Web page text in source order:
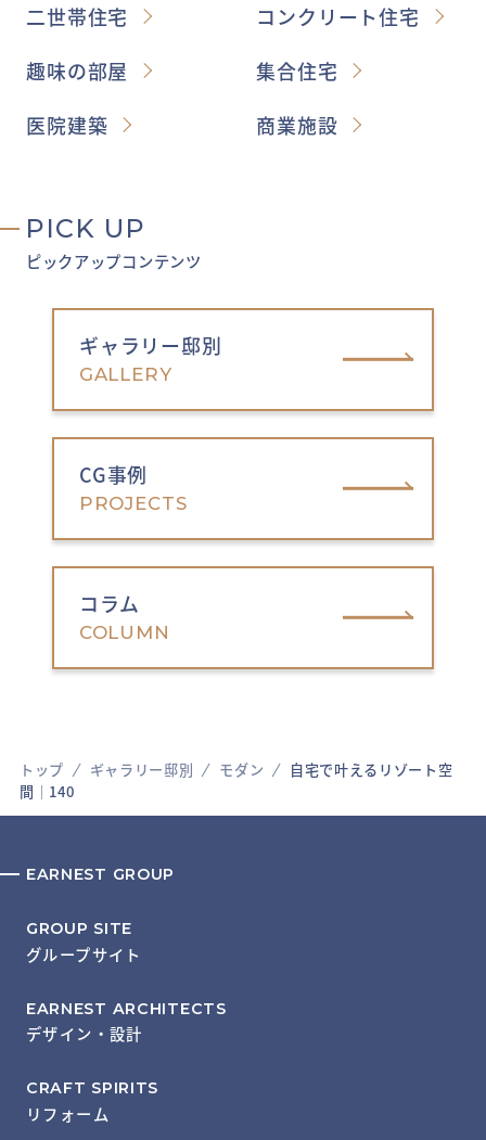
トップ ギャラリー邸別 モダン
自宅で叶えるリゾート空
間│140
二世帯住宅
コンクリート住宅
趣味の部屋
集合住宅
医院建築
商業施設
PICK UP
ピックアップコンテンツ
ギャラリー邸別
GALLERY
CG事例
PROJECTS
コラム
COLUMN
EARNEST GROUP
GROUP SITE
グループサイト
EARNEST ARCHITECTS
デザイン・設計
CRAFT SPIRITS
リフォーム